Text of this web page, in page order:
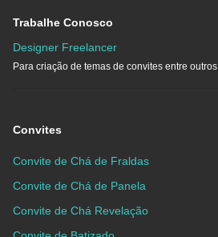
Trabalhe Conosco
Designer Freelancer
Para criação de temas de convites entre outros
Convites
Convite de Chá de Fraldas
Convite de Chá de Panela
Convite de Chá Revelação